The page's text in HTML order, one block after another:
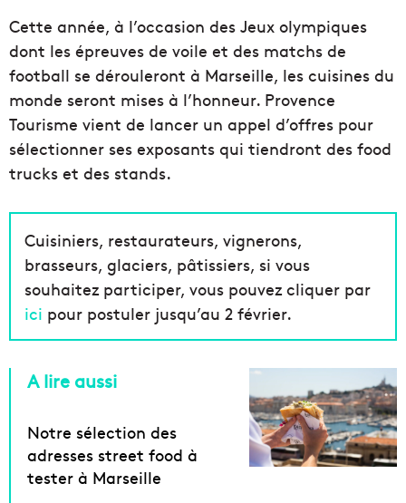
Cette année, à l’occasion des Jeux olympiques
dont les épreuves de voile et des matchs de
football se dérouleront à Marseille, les cuisines du
monde seront mises à l’honneur. Provence
Tourisme vient de lancer un appel d’offres pour
sélectionner ses exposants qui tiendront des food
trucks et des stands.
Cuisiniers, restaurateurs, vignerons,
brasseurs, glaciers, pâtissiers, si vous
souhaitez participer, vous pouvez cliquer par
ici pour postuler jusqu’au 2 février.
A lire aussi
Notre sélection des
adresses street food à
tester à Marseille